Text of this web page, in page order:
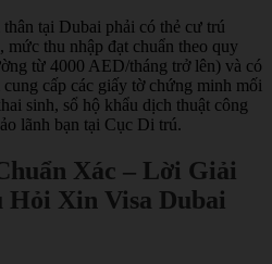
tại Dubai phải có thẻ cư trú
mức thu nhập đạt chuẩn theo quy
từ 4000 AED/tháng trở lên) và có
cấp các giấy tờ chứng minh mối
sinh, sổ hộ khẩu dịch thuật công
lãnh bạn tại Cục Di trú.
Xác – Lời Giải
Hỏi Xin Visa Dubai